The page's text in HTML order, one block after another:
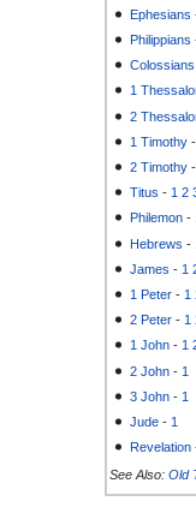
Ephesians
Philippians
Colossians
1
2
1 Timothy
2 Timothy
Titus - 1 2
Philemon -
Hebrews -
James - 1
1 Peter - 1
2 Peter - 1
1 John - 1
2 John - 1
3 John - 1
Jude - 1
Revelation
See Also: Old